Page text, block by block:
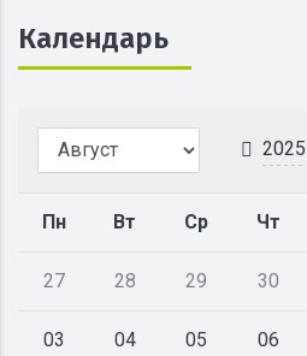
Календарь
2025
Пн Вт Ср Чт
27 28 29 30
03 04 05 06